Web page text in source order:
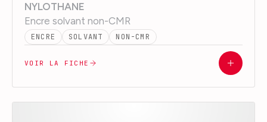
NYLOTHANE
Encre solvant non-CMR
ENCRE SOLVANT NON-CMR
VOIR LA FICHE